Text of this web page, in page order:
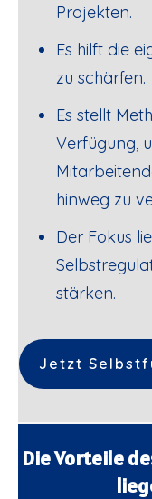
Projekten.
Es hilft die
zu schärfen.
Es stellt
Verfügung,
hinweg zu
Der Fokus
stärken.
Jetzt
Die Vorteile